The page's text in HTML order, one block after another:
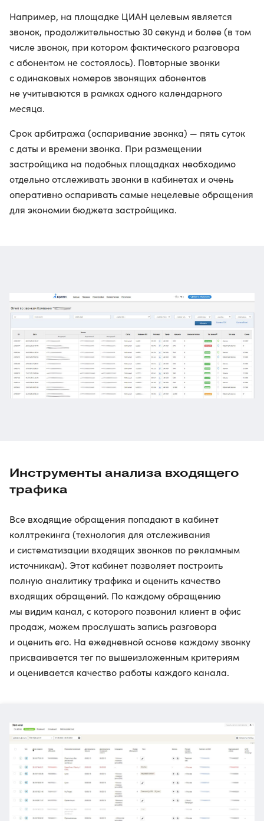
Например, на площадке ЦИАН целевым является
звонок, продолжительностью 30 секунд и более (в том
числе звонок, при котором фактического разговора
с абонентом не состоялось). Повторные звонки
с одинаковых номеров звонящих абонентов
не учитываются в рамках одного календарного
месяца.
Срок арбитража (оспаривание звонка) — пять суток
с даты и времени звонка. При размещении
застройщика на подобных площадках необходимо
отдельно отслеживать звонки в кабинетах и очень
оперативно оспаривать самые нецелевые обращения
для экономии бюджета застройщика.
Инструменты анализа входящего
трафика
Все входящие обращения попадают в кабинет
коллтрекинга (технология для отслеживания
и систематизации входящих звонков по рекламным
источникам). Этот кабинет позволяет построить
полную аналитику трафика и оценить качество
входящих обращений. По каждому обращению
мы видим канал, с которого позвонил клиент в офис
продаж, можем прослушать запись разговора
и оценить его. На ежедневной основе каждому звонку
присваивается тег по вышеизложенным критериям
и оценивается качество работы каждого канала.